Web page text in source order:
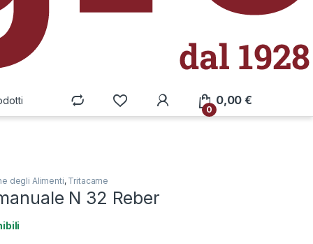
0
0,00€
degli Alimenti, Tritacarne
N 32 Reber